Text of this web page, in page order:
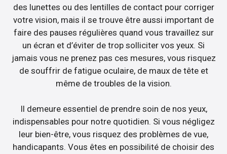
des lunettes ou des lentilles de contact pour corriger
votre vision, mais il se trouve être aussi important de
faire des pauses régulières quand vous travaillez sur
un écran et d’éviter de trop solliciter vos yeux. Si
jamais vous ne prenez pas ces mesures, vous risquez
de souffrir de fatigue oculaire, de maux de tête et
même de troubles de la vision.
Il demeure essentiel de prendre soin de nos yeux,
indispensables pour notre quotidien. Si vous négligez
leur bien-être, vous risquez des problèmes de vue,
handicapants. Vous êtes en possibilité de choisir des